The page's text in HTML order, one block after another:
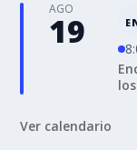
AGO
19
Ver calendario